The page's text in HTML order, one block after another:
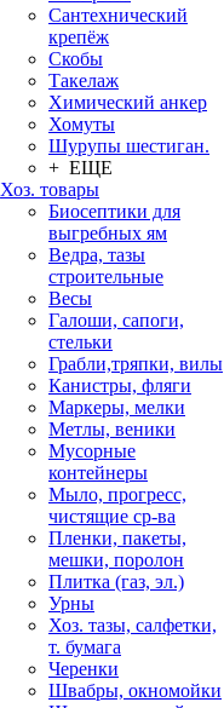
Сантехнический
крепёж
Скобы
Такелаж
Химический анкер
Хомуты
Шурупы шестиган.
+ ЕЩЕ
Хоз. товары
Биосептики для
выгребных ям
Ведра, тазы
строительные
Весы
Галоши, сапоги,
стельки
Грабли,тряпки, вилы
Канистры, фляги
Маркеры, мелки
Метлы, веники
Мусорные
контейнеры
Мыло, прогресс,
чистящие ср-ва
Пленки, пакеты,
мешки, поролон
Плитка (газ, эл.)
Урны
Хоз. тазы, салфетки,
т. бумага
Черенки
Швабры, окномойки